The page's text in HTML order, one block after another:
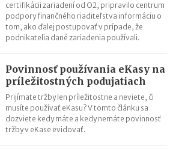
certifikácii zariadení od O2, pripravilo centrum
podpory finančného riaditeľstva informáciu o
tom, ako ďalej postupovať v prípade, že
podnikatelia dané zariadenia používali.
Povinnosť používania eKasy na
príležitostných podujatiach
Prijímate tržby len príležitostne a neviete, či
musíte používať eKasu? V tomto článku sa
dozviete kedy máte a kedy nemáte povinnosť
tržby v eKase evidovať.